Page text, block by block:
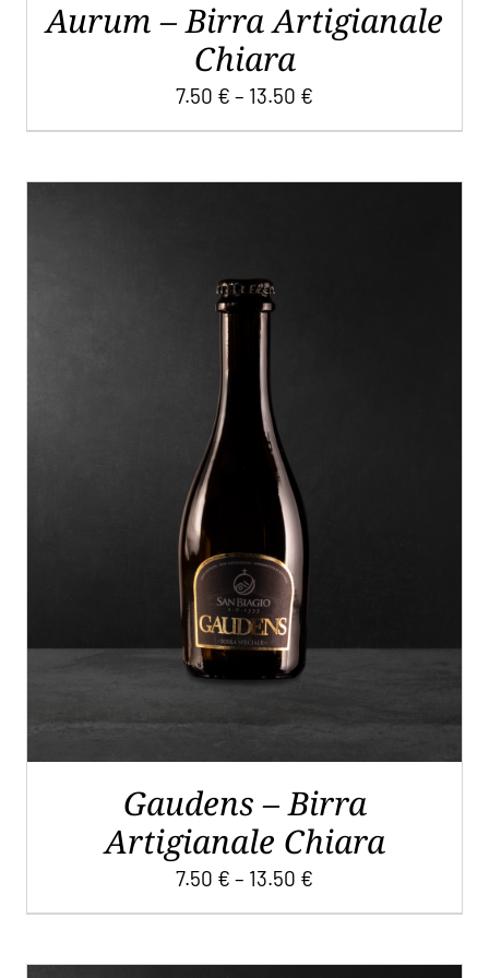
PRODOTTO
Aurum – Birra Artigianale
Chiara
7.50 € – 13.50 €
SCEGLI
QUESTO
PRODOTTO
PIÙ
VARIANTI.
LE
OPZIONI
POSSONO
ESSERE
NELLA
PRODOTTO
DETTAGLI
Gaudens – Birra
Artigianale Chiara
7.50 € – 13.50 €